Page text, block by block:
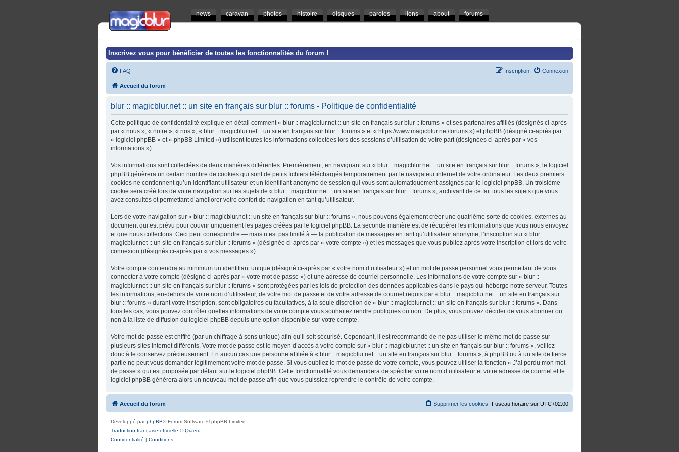
news caravan photos histoire disques paroles liens about forums
Inscrivez vous pour bénéficier de toutes les fonctionnalités du forum !
FAQ Connexion
Inscription
Accueil du forum
blur :: magicblur.net :: un site en français sur blur :: forums - Politique de confidentialité
Cette politique de confidentialité explique en détail comment « blur :: magicblur.net :: un site en français sur blur :: forums » et ses partenaires affiliés (désignés ci-après
par « nous », « notre », « nos », « blur :: magicblur.net :: un site en français sur blur :: forums » et « https://www.magicblur.net/forums ») et phpBB (désigné ci-après par
« logiciel phpBB » et « phpBB Limited ») utilisent toutes les informations collectées lors des sessions d’utilisation de votre part (désignées ci-après par « vos
informations »).
Vos informations sont collectées de deux manières différentes. Premièrement, en naviguant sur « blur :: magicblur.net :: un site en français sur blur :: forums », le logiciel
phpBB génèrera un certain nombre de cookies qui sont de petits fichiers téléchargés temporairement par le navigateur internet de votre ordinateur. Les deux premiers
cookies ne contiennent qu’un identifiant utilisateur et un identifiant anonyme de session qui vous sont automatiquement assignés par le logiciel phpBB. Un troisième
cookie sera créé lors de votre navigation sur les sujets de « blur :: magicblur.net :: un site en français sur blur :: forums », archivant de ce fait tous les sujets que vous
avez consultés et permettant d’améliorer votre confort de navigation en tant qu’utilisateur.
Lors de votre navigation sur « blur :: magicblur.net :: un site en français sur blur :: forums », nous pouvons également créer une quatrième sorte de cookies, externes au
document qui est prévu pour couvrir uniquement les pages créées par le logiciel phpBB. La seconde manière est de récupérer les informations que vous nous envoyez
et que nous collectons. Ceci peut correspondre — mais n’est pas limité à — la publication de messages en tant qu’utilisateur anonyme, l’inscription sur « blur ::
magicblur.net :: un site en français sur blur :: forums » (désignée ci-après par « votre compte ») et les messages que vous publiez après votre inscription et lors de votre
connexion (désignés ci-après par « vos messages »).
Votre compte contiendra au minimum un identifiant unique (désigné ci-après par « votre nom d’utilisateur ») et un mot de passe personnel vous permettant de vous
connecter à votre compte (désigné ci-après par « votre mot de passe ») et une adresse de courriel personnelle. Les informations de votre compte sur « blur ::
magicblur.net :: un site en français sur blur :: forums » sont protégées par les lois de protection des données applicables dans le pays qui héberge notre serveur. Toutes
les informations, en-dehors de votre nom d’utilisateur, de votre mot de passe et de votre adresse de courriel requis par « blur :: magicblur.net :: un site en français sur
blur :: forums » durant votre inscription, sont obligatoires ou facultatives, à la seule discrétion de « blur :: magicblur.net :: un site en français sur blur :: forums ». Dans
tous les cas, vous pouvez contrôler quelles informations de votre compte vous souhaitez rendre publiques ou non. De plus, vous pouvez décider de vous abonner ou
non à la liste de diffusion du logiciel phpBB depuis une option disponible sur votre compte.
Votre mot de passe est chiffré (par un chiffrage à sens unique) afin qu’il soit sécurisé. Cependant, il est recommandé de ne pas utiliser le même mot de passe sur
plusieurs sites internet différents. Votre mot de passe est le moyen d’accès à votre compte sur « blur :: magicblur.net :: un site en français sur blur :: forums », veillez
donc à le conservez précieusement. En aucun cas une personne affiliée à « blur :: magicblur.net :: un site en français sur blur :: forums », à phpBB ou à un site de tierce
partie ne peut vous demander légitimement votre mot de passe. Si vous oubliez le mot de passe de votre compte, vous pouvez utiliser la fonction « J’ai perdu mon mot
de passe » qui est proposée par défaut sur le logiciel phpBB. Cette fonctionnalité vous demandera de spécifier votre nom d’utilisateur et votre adresse de courriel et le
logiciel phpBB générera alors un nouveau mot de passe afin que vous puissiez reprendre le contrôle de votre compte.
Accueil du forum Fuseau horaire sur UTC+02:00
Supprimer les cookies
Développé parphpBB® Forum Software © phpBB Limited
Traduction française officielle ©Qiaeru
Confidentialité | Conditions